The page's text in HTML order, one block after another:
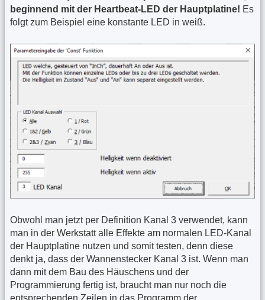
beginnend mit der Heartbeat-LED der Hauptplatine! Es
folgt zum Beispiel eine konstante LED in weiß.
Obwohl man jetzt per Definition Kanal 3 verwendet, kann
man in der Werkstatt alle Effekte am normalen LED-Kanal
der Hauptplatine nutzen und somit testen, denn diese
denkt ja, dass der Wannenstecker Kanal 3 ist. Wenn man
dann mit dem Bau des Häuschens und der
Programmierung fertig ist, braucht man nur noch die
entsprechenden Zeilen in das Programm der